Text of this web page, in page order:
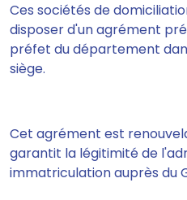
Ces sociétés de
disposer d'un agrément
préfet du département
siège.
Cet agrément est
garantit la légitimité de
immatriculation auprès du